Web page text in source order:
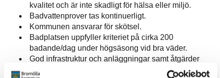
kvalitet och är inte skadligt för hälsa eller miljö.
Badvattenprover tas kontinuerligt.
Kommunen ansvarar för skötsel.
Badplatsen uppfyller kriteriet på cirka 200
badande/dag under högsäsong vid bra väder.
God infrastruktur och anläggningar samt åtgärder
som uppmuntrar till bad.